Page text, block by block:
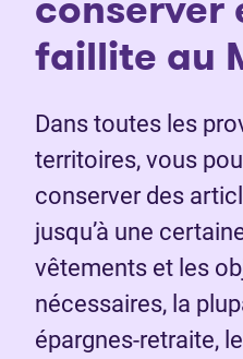
faillite au
Dans toutes les
territoires, vous
conserver des
jusqu’à une
vêtements et les
nécessaires, la
épargnes-retraite,